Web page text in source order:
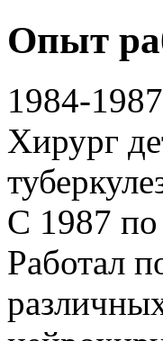
Опыт
1984-1987
Хирург
С 1987 по
Работал